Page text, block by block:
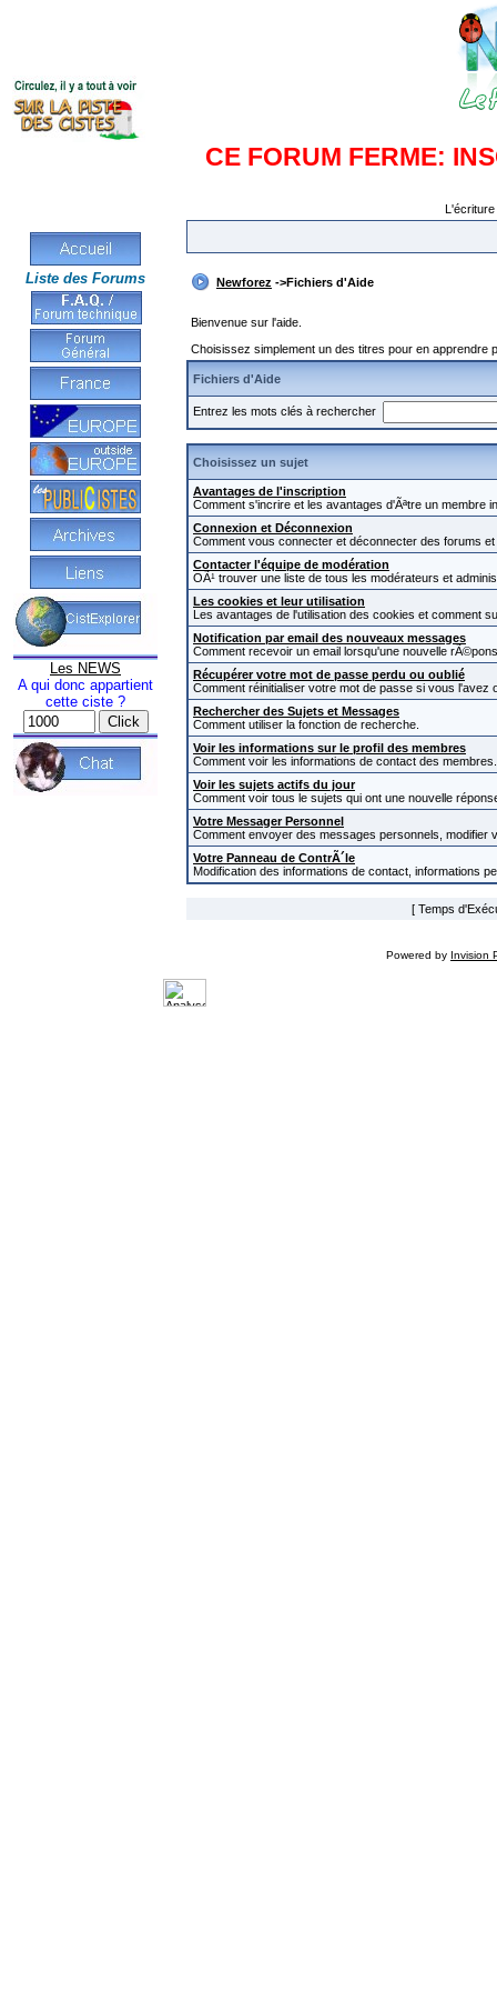
CE FORUM FERME:
Liste des Forums
Les NEWS
A qui donc appartient
cette ciste ?
Newforez ->Fichiers d'Aide
Bienvenue sur l'aide.
Choisissez simplement un des titres pour en
Fichiers d'Aide
Entrez les mots clés à rechercher
Choisissez un sujet
Avantages de l'inscription
Comment s'incrire et les avantages d'Ãªtre un membre
Connexion et Déconnexion
Comment vous connecter et déconnecter des forums
Contacter l'équipe de modération
OÃ¹ trouver une liste de tous les modérateurs et
Les cookies et leur utilisation
Les avantages de l'utilisation des cookies et comment
Notification par email des nouveaux messages
Comment recevoir un email lorsqu'une nouvelle
Récupérer votre mot de passe perdu ou oublié
Comment réinitialiser votre mot de passe si vous l'avez
Rechercher des Sujets et Messages
Comment utiliser la fonction de recherche.
Voir les informations sur le profil des membres
Comment voir les informations de contact des membres.
Voir les sujets actifs du jour
Comment voir tous le sujets qui ont une nouvelle
Votre Messager Personnel
Comment envoyer des messages personnels,
Votre Panneau de ContrÃ´le
Modification des informations de contact, informations
[ Temps
Powered by Invision